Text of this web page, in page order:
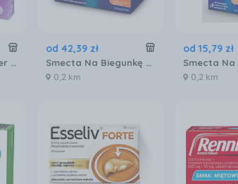
Nifuroksazyd Richter 200mg 12 kapsułek
od 42,39 zł
Smecta Na Biegunkę Pomarańczowo Waniliowy Smak 30 Saszetek
0,2 km
od 15,79 zł
0,2 km